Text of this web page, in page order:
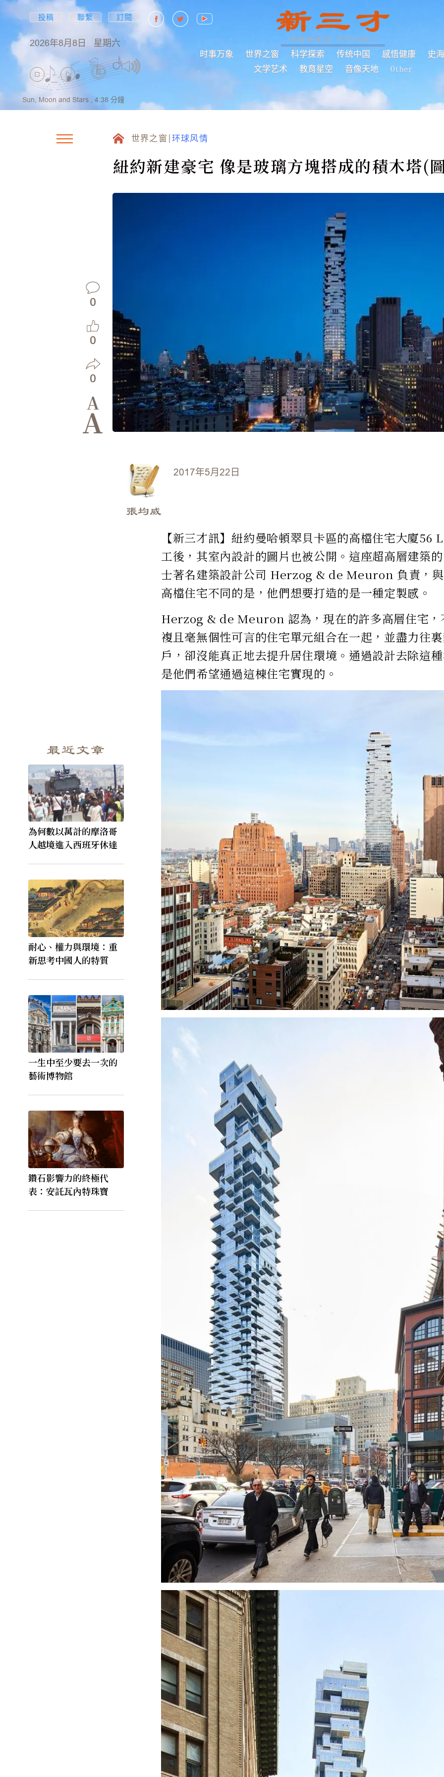
投稿 聯繫 訂閱
2026年8月8日 星期六
时事万象 世界之窗 科学探索 传统中国 感悟健康
史
文学艺术
教育星空 音像天地 Other
Sun, Moon and Stars , 4:38 分鐘
世界之窗 环球风情
紐約新建豪宅 像是玻璃方塊搭成的積木塔(
0
0
0
A
A
最近文章
為何數以萬計的摩洛哥
人越境進入西班牙休達
耐心、權力與環境：重
新思考中國人的特質
一生中至少要去一次的
藝術博物館
鑽石影響力的終極代
表：安託瓦內特珠寶
2017年5月22日
張均威
【新三才訊】紐約曼哈頓翠貝卡區的高檔住宅大廈
工後，其室內設計的圖片也被公開。這座超高層建築
士著名建築設計公司 Herzog & de Meuron 負責，
高檔住宅不同的是，他們想要打造的是一種定製感。
Herzog & de Meuron 認為，現在的許多高層住宅，
複且毫無個性可言的住宅單元組合在一起，並盡力往
戶，卻沒能真正地去提升居住環境。通過設計去除這
是他們希望通過這棟住宅實現的。